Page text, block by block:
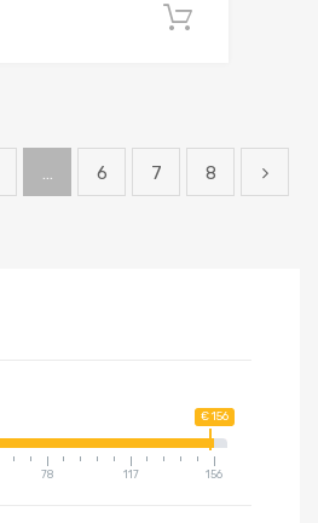
… 6 7 8
€ 156
78 117 156